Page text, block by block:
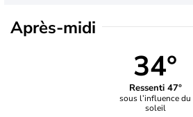
Après-midi
34°
Ressenti 47°
sous l’influence du
soleil